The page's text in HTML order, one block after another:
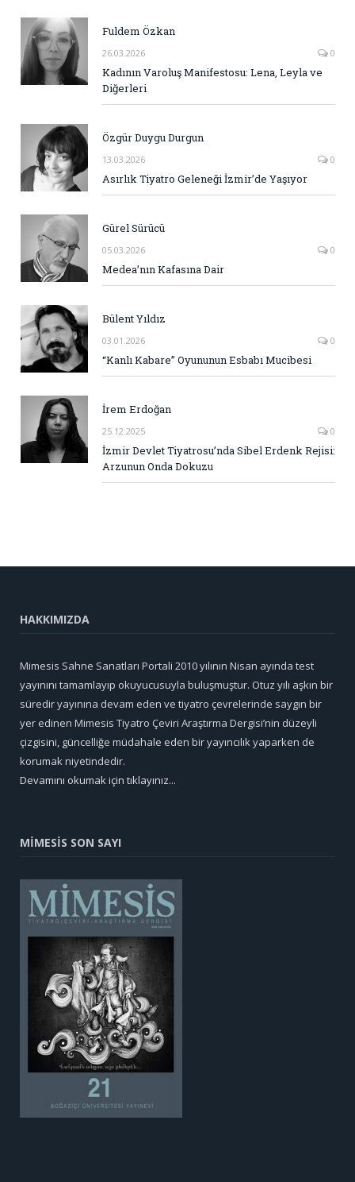
Fuldem Özkan
26.03.2026 0
Kadının Varoluş Manifestosu: Lena, Leyla ve
Diğerleri
Özgür Duygu Durgun
13.03.2026 0
Asırlık Tiyatro Geleneği İzmir’de Yaşıyor
Gürel Sürücü
05.03.2026 0
Medea’nın Kafasına Dair
Bülent Yıldız
03.01.2026 0
“Kanlı Kabare” Oyununun Esbabı Mucibesi
İrem Erdoğan
25.12.2025 0
İzmir Devlet Tiyatrosu’nda Sibel Erdenk Rejisi:
Arzunun Onda Dokuzu
HAKKIMIZDA
Mimesis Sahne Sanatları Portali 2010 yılının Nisan ayında test
yayınını tamamlayıp okuyucusuyla buluşmuştur. Otuz yılı aşkın bir
süredir yayınına devam eden ve tiyatro çevrelerinde saygın bir
yer edinen Mimesis Tiyatro Çeviri Araştırma Dergisi’nin düzeyli
çizgisini, güncelliğe müdahale eden bir yayıncılık yaparken de
korumak niyetindedir.
Devamını okumak için tıklayınız...
MİMESİS SON SAYI